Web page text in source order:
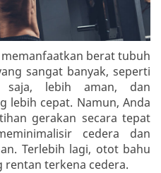
berat tubuh
sangat banyak, seperti
saja, lebih aman, dan
lebih cepat. Namun, Anda
gerakan secara tepat
cedera dan
Terlebih lagi, otot bahu
rentan terkena cedera.